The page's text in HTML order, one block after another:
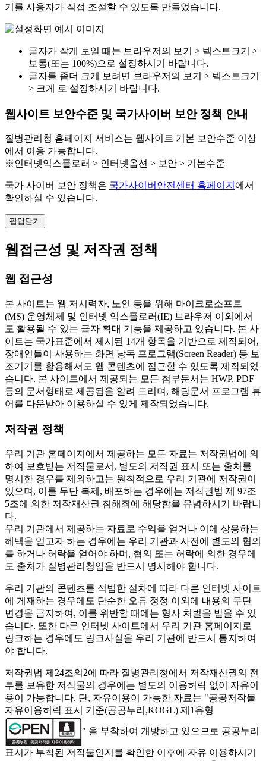
기를 사용자가 직접 조절할 수 있도록 만들었습니다.
글자가 작게 보일 때는 브라우저의 보기 > 텍스트크기 >
보통(또는 100%)으로 설정하시기 바랍니다.
글자를 좀더 크게 보려면 브라우저의 보기 > 텍스트크기
> 크게 로 설정하시기 바랍니다.
웹사이트 보안수준 및 국가사이버 보안 정책 안내
질병관리청 홈페이지 서비스는 웹사이트 기본 보안수준 이상
에서 이용 가능합니다.
※인터넷익스플로러 > 인터넷옵션 > 보안 > 기본수준
국가 사이버 보안 정책은 국가사이버안전센터 홈페이지 에서
확인하실 수 있습니다.
팝업닫기
웹접근성 및 저작권 정책
웹 접근성
본 사이트는 웹 저시력자, 노인 등을 위해 마이크로소프트
(MS) 운영체제 및 인터넷 익스플로러(IE) 브라우저 이외에서
도 활용될 수 있는 글자 확대 기능을 제공하고 있습니다. 본 사
이트는 국가표준에서 제시된 14개 항목을 기반으로 제작되어,
장애인들이 사용하는 화면 낭독 프로그램(Screen Reader) 등 보
조기기를 활용해서도 웹 콘텐츠에 접근할 수 있도록 제작되었
습니다. 본 사이트에서 제공되는 모든 첨부문서는 HWP, PDF
등의 문서형태로 제공됨을 알려 드리며, 해당문서 프로그램 뷰
어를 다운받아 이용하실 수 있게 제작되었습니다.
저작권 정책
우리 기관 홈페이지에서 제공하는 모든 자료는 저작권법에 의
하여 보호받는 저작물로서, 별도의 저작권 표시 또는 출처를
명시한 경우를 제외하고는 원칙적으로 우리 기관에 저작권이
있으며, 이를 무단 복제, 배포하는 경우에는 저작권법 제 97조
5조에 의한 저작재산권 침해죄에 해당함을 유념하시기 바랍니
다.
우리 기관에서 제공하는 자료로 수익을 얻거나 이에 상응하는
혜택을 얻고자 하는 경우에는 우리 기관과 사전에 별도의 협의
를 하거나 허락을 얻어야 하며, 협의 또는 허락에 의한 경우에
도 출처가 질병관리청임을 반드시 명시해야 합니다.
우리 기관의 콘텐츠를 적법한 절차에 따라 다른 인터넷 사이트
에 게재하는 경우에도 단순한 오류 정정 이외에 내용의 무단
변경을 금지하여, 이를 위반할 때에는 형사 처벌을 받을 수 있
습니다. 또한 다른 인터넷 사이트에서 우리 기관 홈페이지로
링크하는 경우에도 링크사실을 우리 기관에 반드시 통지하여
야 합니다.
저작권법 제24조의2에 따라 질병관리청에서 저작재산권의 전
부를 보유한 저작물의 경우에는 별도의 이용허락 없이 자유이
용이 가능합니다. 단, 자유이용이 가능한 자료는 "공공저작물
자유이용허락 표시 기준(공공누리,KOGL) 제1유형
" 을 부착하여 개방하고 있으므로 공공누리
표시가 부착된 저작물인지를 확인한 이후에 자유 이용하시기